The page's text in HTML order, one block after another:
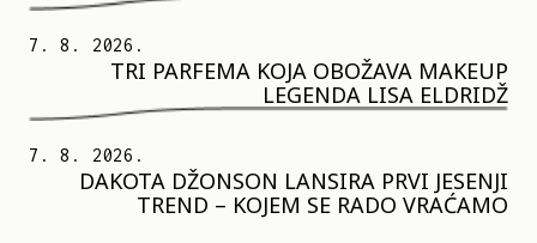
7. 8. 2026.
TRI PARFEMA KOJA OBOŽAVA MAKEUP
LEGENDA LISA ELDRIDŽ
7. 8. 2026.
DAKOTA DŽONSON LANSIRA PRVI JESENJI
TREND – KOJEM SE RADO VRAĆAMO